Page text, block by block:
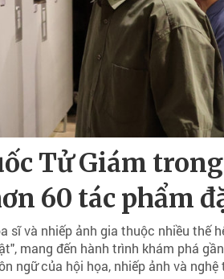
Tử Giám
60 tác phẩm
sĩ và nhiếp ảnh gia thuộc nhiều thế
mang đến hành trình khám phá
ngữ của hội họa, nhiếp ảnh và